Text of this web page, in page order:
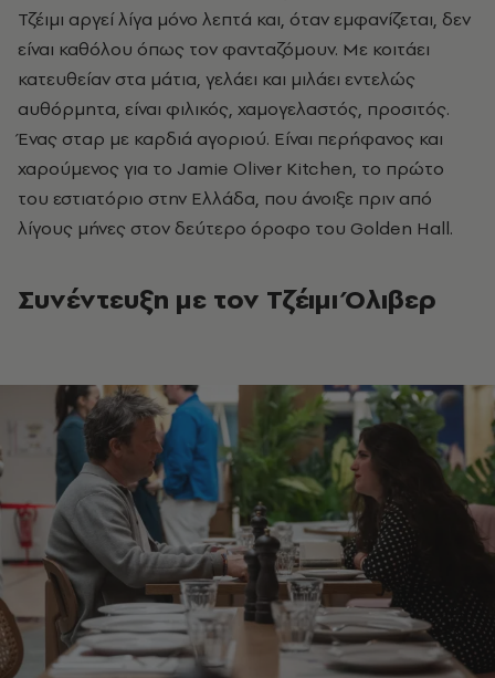
Τζέιμι αργεί λίγα μόνο λεπτά και, όταν εμφανίζεται, δεν
είναι καθόλου όπως τον φανταζόμουν. Με κοιτάει
κατευθείαν στα μάτια, γελάει και μιλάει εντελώς
αυθόρμητα, είναι φιλικός, χαμογελαστός, προσιτός.
Ένας σταρ με καρδιά αγοριού. Είναι περήφανος και
χαρούμενος για το Jamie Oliver Kitchen, το πρώτο
του εστιατόριο στην Ελλάδα, που άνοιξε πριν από
λίγους μήνες στον δεύτερο όροφο του Golden Hall.
Συνέντευξη με τον Τζέιμι Όλιβερ